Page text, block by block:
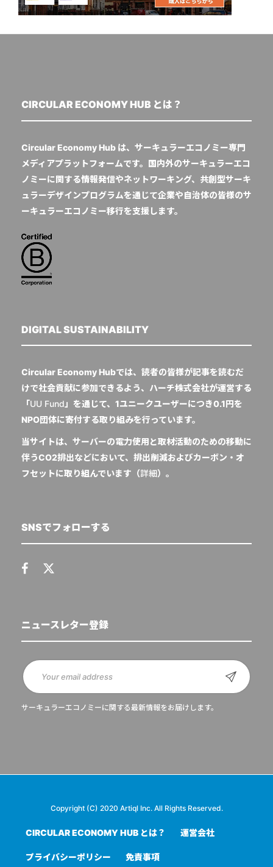
CIRCULAR ECONOMY HUB とは？
Circular Economy Hub は、サーキュラーエコノミー専門
メディアプラットフォームです。国内外のサーキュラーエコ
ノミーに関する情報発信やネットワーキング、共創型サーキ
ュラーデザインプログラムを通じて企業や自治体の皆様のサ
ーキュラーエコノミー移行を支援します。
DIGITAL SUSTAINABILITY
Circular Economy Hubでは、読者の皆様が記事を読むだ
けで社会貢献に参加できるよう、ハーチ株式会社が運営する
「UU Fund 」を通じて、1ユニークユーザーにつき0.1円を
NPO団体に寄付する取り組みを行っています。
当サイトは、サーバーの電力使用と取材活動のための移動に
伴うCO2排出などにおいて、排出削減およびカーボン・オ
フセットに取り組んでいます（詳細）。
SNSでフォローする
ニュースレター登録
サーキュラーエコノミーに関する最新情報をお届けします。
Copyright (C) 2020 Artiql Inc. All Rights Reserved.
CIRCULAR ECONOMY HUB とは？ 運営会社
プライバシーポリシー 免責事項